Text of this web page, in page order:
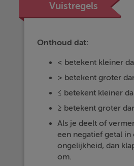
Vuistregels
Onthoud dat:
< betekent kleiner
> betekent groter
≤ betekent kleiner
≥ betekent groter
Als je deelt of
een negatief getal in
ongelijkheid, dan
om.